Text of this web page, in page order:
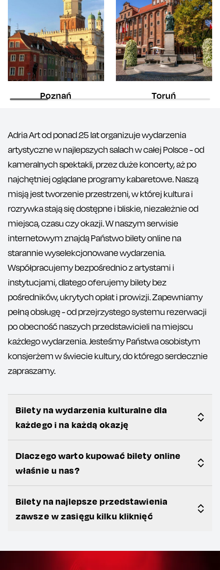
Poznań Toruń
Adria Art od ponad 25 lat organizuje wydarzenia
artystyczne w najlepszych salach w całej Polsce - od
kameralnych spektakli, przez duże koncerty, aż po
najchętniej oglądane programy kabaretowe. Naszą
misją jest tworzenie przestrzeni, w której kultura i
rozrywka stają się dostępne i bliskie, niezależnie od
miejsca, czasu czy okazji. W naszym serwisie
internetowym znajdą Państwo bilety online na
starannie wyselekcjonowane wydarzenia.
Współpracujemy bezpośrednio z artystami i
instytucjami, dlatego oferujemy bilety bez
pośredników, ukrytych opłat i prowizji. Zapewniamy
pełną obsługę - od przejrzystego systemu rezerwacji
po obecność naszych przedstawicieli na miejscu
każdego wydarzenia. Jesteśmy Państwa osobistym
konsjerżem w świecie kultury, do którego serdecznie
zapraszamy.
Bilety na wydarzenia kulturalne dla
każdego i na każdą okazję
Dlaczego warto kupować bilety online
właśnie u nas?
Bilety na najlepsze przedstawienia
zawsze w zasięgu kilku kliknięć